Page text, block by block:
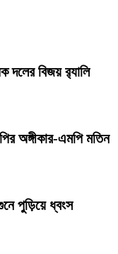
দলের বিজয় র‍্যালি
অঙ্গীকার-এমপি মতিন
পুড়িয়ে ধ্বংস